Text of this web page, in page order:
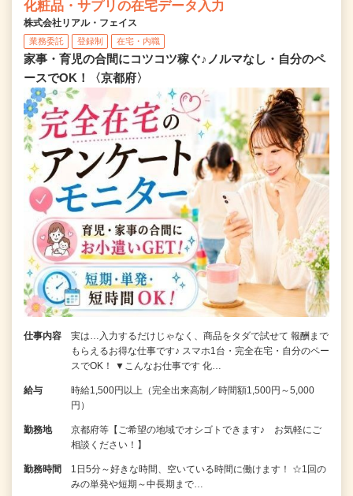
化粧品・サプリの在宅データ入力
株式会社リアル・フェイス
業務委託 登録制 在宅・内職
家事・育児の合間にコツコツ稼ぐ♪ノルマなし・自分のペ
ースでOK！〈京都府〉
仕事内容
実は…入力するだけじゃなく、商品をタダで試せて 報酬まで
もらえるお得な仕事です♪ スマホ1台・完全在宅・自分のペー
スでOK！ ▼こんなお仕事です 化…
給与
時給1,500円以上（完全出来高制／時間額1,500円～5,000
円）
勤務地
京都府等【ご希望の地域でオシゴトできます♪ お気軽にご
相談ください！】
勤務時間
1日5分～好きな時間、空いている時間に働けます！ ☆1回の
みの単発や短期～中長期まで…